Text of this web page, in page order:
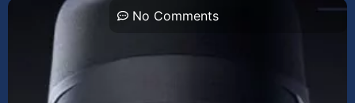
No Comments